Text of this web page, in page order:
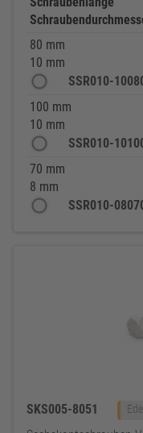
80 mm
10 mm
SSR010-
100 mm
10 mm
SSR010-
70 mm
8 mm
SSR010-
SKS005-8051